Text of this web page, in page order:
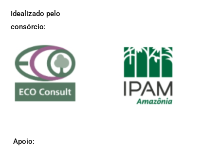
Idealizado pelo
consórcio:
Apoio: